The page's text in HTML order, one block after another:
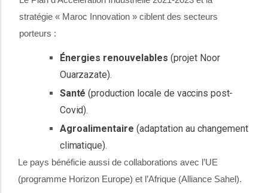
stratégie « Maroc Innovation » ciblent des secteurs
porteurs :
Énergies renouvelables (projet Noor
Ouarzazate).
Santé (production locale de vaccins post-
Covid).
Agroalimentaire (adaptation au changement
climatique).
Le pays bénéficie aussi de collaborations avec l’UE
(programme Horizon Europe) et l’Afrique (Alliance Sahel).